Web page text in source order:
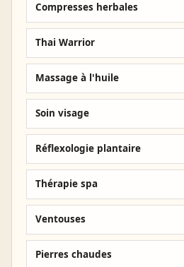
Compresses herbales
Thai Warrior
Massage à l'huile
Soin visage
Réflexologie plantaire
Thérapie spa
Ventouses
Pierres chaudes